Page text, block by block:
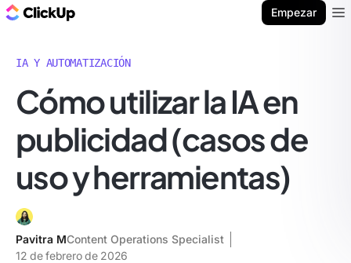
Empezar
IA Y AUTOMATIZACIÓN
Cómo utilizar la IA en
publicidad (casos de
uso y herramientas)
Pavitra MContent Operations Specialist
12 de febrero de 2026